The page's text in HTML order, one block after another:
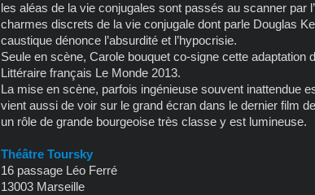
les aléas de la vie conjugales sont passés au scanner par
charmes discrets de la vie conjugale dont parle Douglas
caustique dénonce l’absurdité et l’hypocrisie.
Seule en scène, Carole bouquet co-signe cette adaptation
Littéraire français Le Monde 2013.
La mise en scène, parfois ingénieuse souvent inattendue
vient aussi de voir sur le grand écran dans le dernier film
un rôle de grande bourgeoise très classe y est lumineuse.
Théâtre Toursky
16 passage Léo Ferré
13003 Marseille